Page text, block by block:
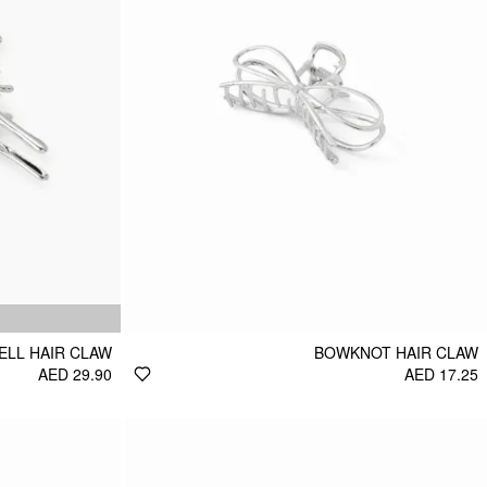
BOWKNOT HAIR CLAW
AED 17.25
HAIR CLAW
AED 29.90